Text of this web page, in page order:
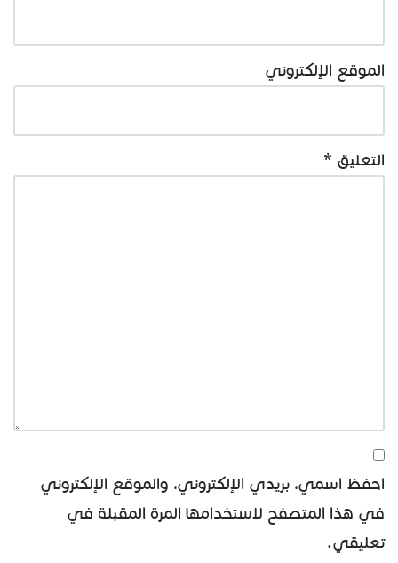
الموقع الإلكتروني
التعليق *
احفظ اسمي، بريدي الإلكتروني، والموقع الإلكتروني
في هذا المتصفح لاستخدامها المرة المقبلة في
تعليقي.